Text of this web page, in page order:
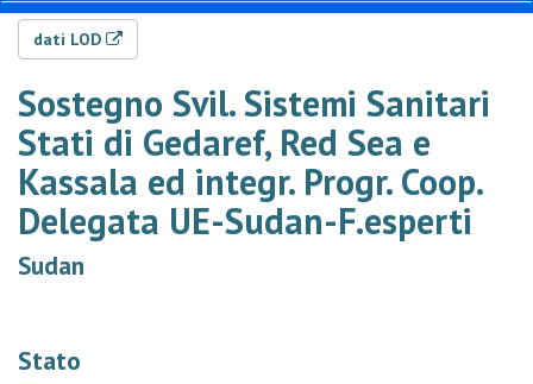
dati LOD
Sostegno Svil. Sistemi Sanitari
Stati di Gedaref, Red Sea e
Kassala ed integr. Progr. Coop.
Delegata UE-Sudan-F.esperti
Sudan
Stato